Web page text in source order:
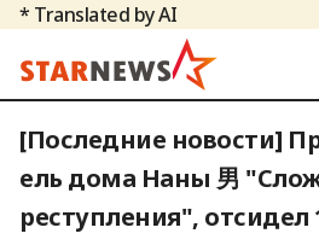
* Translated by AI
[Последние новости]
ель дома Наны 男
реступления", отсидел